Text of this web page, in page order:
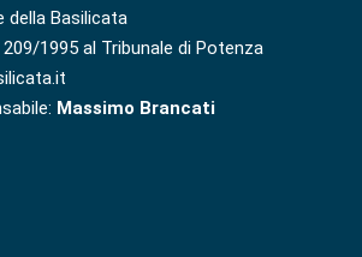
della Basilicata
1995 al Tribunale di Potenza
Massimo Brancati